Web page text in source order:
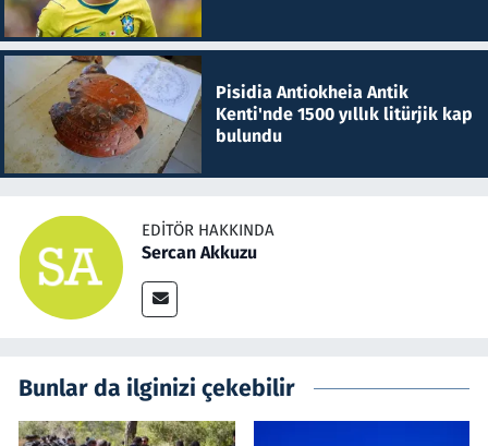
Pisidia Antiokheia Antik
Kenti'nde 1500 yıllık litürjik kap
bulundu
EDITÖR HAKKINDA
Sercan Akkuzu
Bunlar da ilginizi çekebilir